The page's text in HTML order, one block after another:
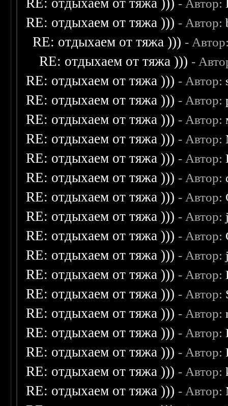
RE: отдыхаем от тяжа ))) - Автор:
RE: отдыхаем от тяжа ))) - Автор:
RE: отдыхаем от тяжа ))) -
RE: отдыхаем от тяжа ))) -
RE: отдыхаем от тяжа ))) - Автор:
RE: отдыхаем от тяжа ))) - Автор:
RE: отдыхаем от тяжа ))) - Автор:
RE: отдыхаем от тяжа ))) - Автор:
RE: отдыхаем от тяжа ))) - Автор:
RE: отдыхаем от тяжа ))) - Автор:
RE: отдыхаем от тяжа ))) - Автор:
RE: отдыхаем от тяжа ))) - Автор:
RE: отдыхаем от тяжа ))) - Автор:
RE: отдыхаем от тяжа ))) - Автор:
RE: отдыхаем от тяжа ))) - Автор:
RE: отдыхаем от тяжа ))) - Автор:
RE: отдыхаем от тяжа ))) - Автор:
RE: отдыхаем от тяжа ))) - Автор:
RE: отдыхаем от тяжа ))) - Автор:
RE: отдыхаем от тяжа ))) - Автор:
RE: отдыхаем от тяжа ))) - Автор: